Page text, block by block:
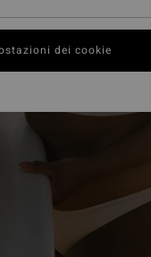
dei cookie